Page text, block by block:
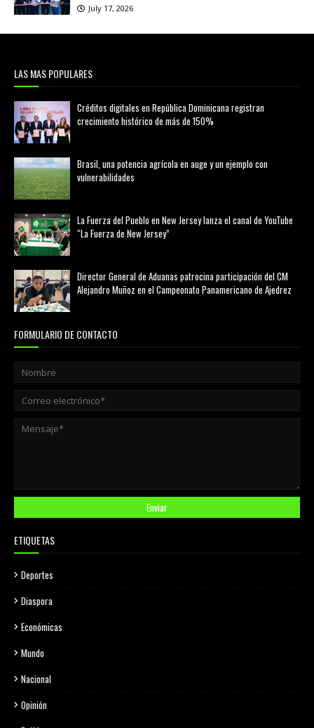
July 17, 2026
LAS MAS POPULARES
Créditos digitales en República Dominicana registran
crecimiento histórico de más de 150%
Brasil, una potencia agrícola en auge y un ejemplo con
vulnerabilidades
La Fuerza del Pueblo en New Jersey lanza el canal de YouTube
“La Fuerza de New Jersey”
Director General de Aduanas patrocina participación del CM
Alejandro Muñoz en el Campeonato Panamericano de Ajedrez
FORMULARIO DE CONTACTO
ETIQUETAS
Deportes
Diaspora
Económicas
Mundo
Nacional
Opinión